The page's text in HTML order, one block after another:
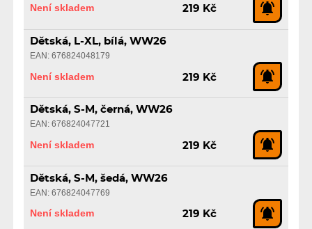
Není skladem 219 Kč
Dětská, L-XL, bílá, WW26
EAN: 676824048179
Není skladem 219 Kč
Dětská, S-M, černá, WW26
EAN: 676824047721
Není skladem 219 Kč
Dětská, S-M, šedá, WW26
EAN: 676824047769
Není skladem 219 Kč